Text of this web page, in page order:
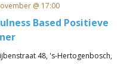
Based Positieve
@ 17:00
48, 's-Hertogenbosch,